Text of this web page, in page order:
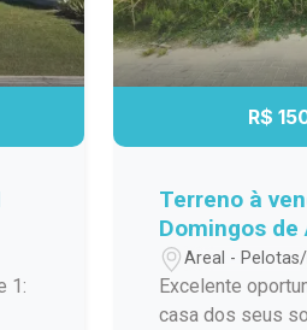
padel e beach
esportes
cooper Sistema
outras comodidades. Um
clube
estar em todos os
pena conhecer!
1:
R$
Terreno à
Domingos de
Areal - Pelotas/
Excelente
casa dos seus